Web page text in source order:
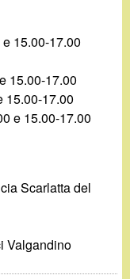
15.00-17.00
15.00-17.00
15.00-17.00
e 15.00-17.00
Scarlatta del
Valgandino